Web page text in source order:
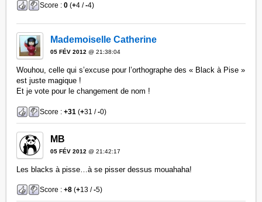
Score :0 (+4 /-4)
Mademoiselle Catherine
05 FÉV 2012 @ 21:38:04
Wouhou, celle qui s’excuse pour l’orthographe des « Black à Pise »
est juste magique !
Et je vote pour le changement de nom !
Score :+31 (+31 /-0)
MB
05 FÉV 2012 @ 21:42:17
Les blacks à pisse…à se pisser dessus mouahaha!
Score :+8 (+13 /-5)